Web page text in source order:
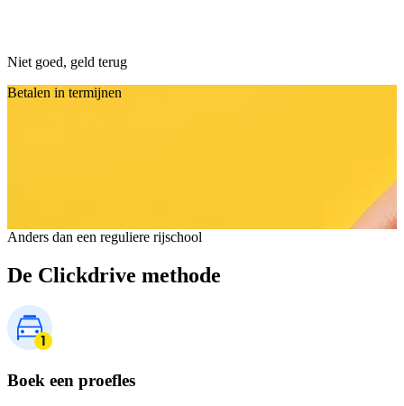
Niet goed, geld terug
Betalen in termijnen
Anders dan een reguliere rijschool
De Clickdrive methode
Boek een proefles